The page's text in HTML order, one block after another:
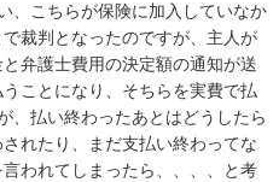
、こちらが保険に加入していなか
裁判となったのですが、主人が
弁護士費用の決定額の通知が送
ことになり、そちらを実費で払
、払い終わったあとはどうしたら
れたり、まだ支払い終わってな
われてしまったら、、、、と考